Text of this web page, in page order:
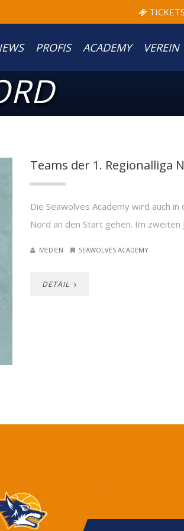
TICKETS
PROFIS ACADEMY VEREIN
Teams der 1. Regionalliga
Die Seawolves Academy wird auch
Nord an den Start gehen. Im zweiten
MEDIEN SEAWOLVES ACADEMY
DETAIL